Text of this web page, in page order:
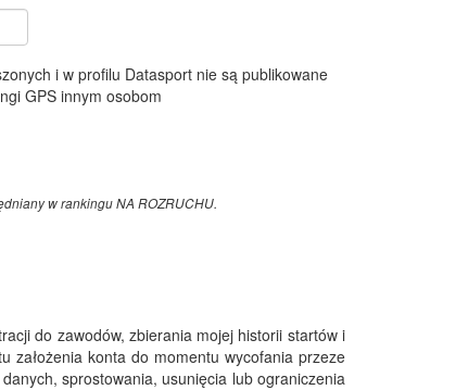
i w profilu Datasport nie są publikowane
GPS innym osobom
w rankingu NA ROZRUCHU.
do zawodów, zbierania mojej historii startów i
założenia konta do momentu wycofania przeze
sprostowania, usunięcia lub ograniczenia